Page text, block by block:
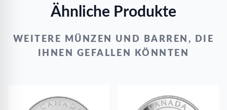
Ähnliche Produkte
WEITERE MÜNZEN UND BARREN, DIE
IHNEN GEFALLEN KÖNNTEN